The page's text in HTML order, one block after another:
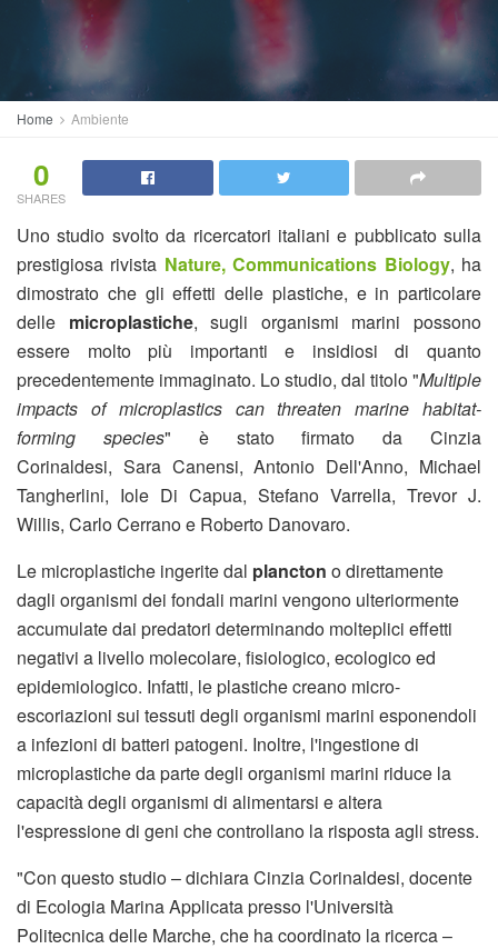
Home Ambiente
0
SHARES
Uno studio svolto da ricercatori italiani e pubblicato sulla
prestigiosa rivista Nature, Communications Biology, ha
dimostrato che gli effetti delle plastiche, e in particolare
delle microplastiche, sugli organismi marini possono
essere molto più importanti e insidiosi di quanto
precedentemente immaginato. Lo studio, dal titolo "Multiple
impacts of microplastics can threaten marine habitat-
forming species" è stato firmato da Cinzia
Corinaldesi, Sara Canensi, Antonio Dell'Anno, Michael
Tangherlini, Iole Di Capua, Stefano Varrella, Trevor J.
Willis, Carlo Cerrano e Roberto Danovaro.
Le microplastiche ingerite dal plancton o direttamente
dagli organismi dei fondali marini vengono ulteriormente
accumulate dai predatori determinando molteplici effetti
negativi a livello molecolare, fisiologico, ecologico ed
epidemiologico. Infatti, le plastiche creano micro-
escoriazioni sui tessuti degli organismi marini esponendoli
a infezioni di batteri patogeni. Inoltre, l'ingestione di
microplastiche da parte degli organismi marini riduce la
capacità degli organismi di alimentarsi e altera
l'espressione di geni che controllano la risposta agli stress.
"Con questo studio – dichiara Cinzia Corinaldesi, docente
di Ecologia Marina Applicata presso l'Università
Politecnica delle Marche, che ha coordinato la ricerca –